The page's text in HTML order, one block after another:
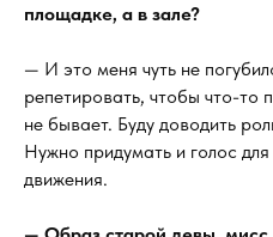
площадке, а в зале?
— И это меня чуть не
репетировать, чтобы что-то
не бывает. Буду доводить
Нужно придумать и голос
движения.